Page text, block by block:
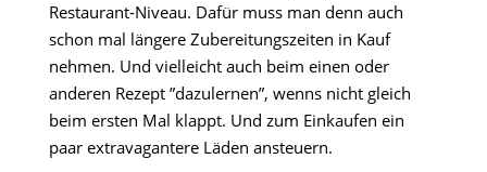
Restaurant-Niveau. Dafür muss man denn auch
schon mal längere Zubereitungszeiten in Kauf
nehmen. Und vielleicht auch beim einen oder
anderen Rezept ”dazulernen”, wenns nicht gleich
beim ersten Mal klappt. Und zum Einkaufen ein
paar extravagantere Läden ansteuern.